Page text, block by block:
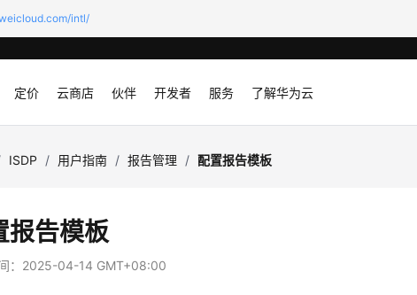
intl/
定价 云商店 伙伴 开发者 服务 了解华为云
ISDP / 用户指南 / 报告管理 / 配置报告模板
报告模板
： 2025-04-14 GMT+08:00